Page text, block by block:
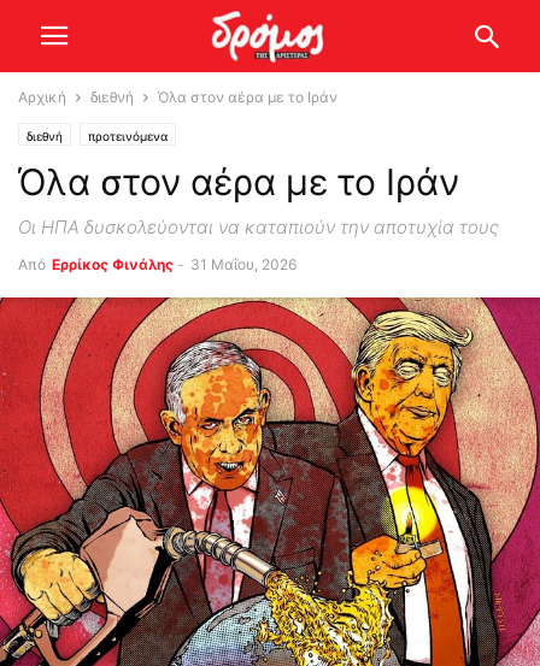
Αρχική διεθνή Όλα στον αέρα με το Ιράν
διεθνή προτεινόμενα
Όλα στον αέρα με το Ιράν
Οι ΗΠΑ δυσκολεύονται να καταπιούν την αποτυχία τους
Από Ερρίκος Φινάλης - 31 Μαΐου, 2026